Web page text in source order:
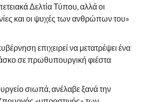
Δελτία Τύπου, αλλά οι
και οι ψυχές των ανθρώπων του»
επιχειρεί να μετατρέψει ένα
σε πρωθυπουργική φιέστα
σιωπά, ανέλαβε ξανά την